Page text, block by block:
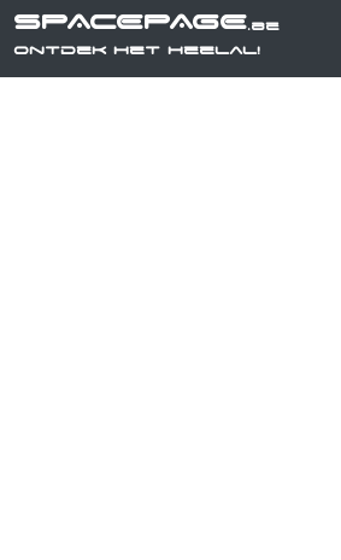
SPACEPAGE.be
Ontdek het heelal!